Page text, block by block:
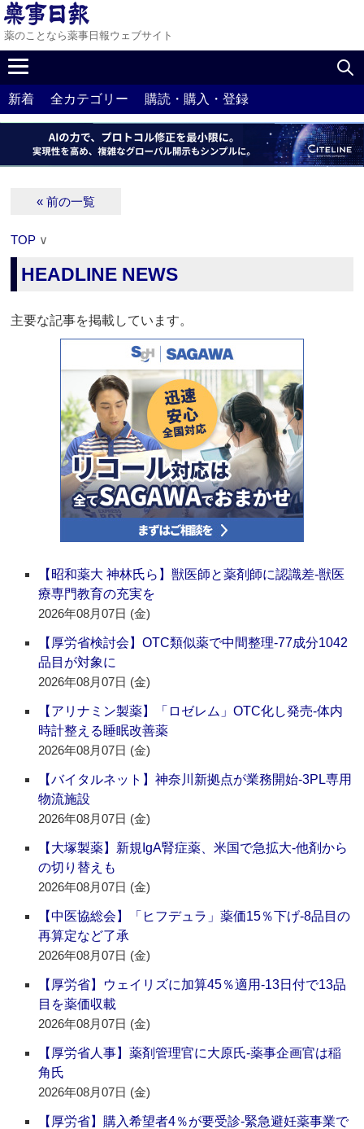
薬のことなら薬事日報ウェブサイト
新着 全カテゴリー 購読・購入・登録
« 前の一覧
TOP ∨
HEADLINE NEWS
主要な記事を掲載しています。
【昭和薬大 神林氏ら】獣医師と薬剤師に認識差‐獣医
療専門教育の充実を
2026年08月07日 (金)
【厚労省検討会】OTC類似薬で中間整理‐77成分1042
品目が対象に
2026年08月07日 (金)
【アリナミン製薬】「ロゼレム」OTC化し発売‐体内
時計整える睡眠改善薬
2026年08月07日 (金)
【バイタルネット】神奈川新拠点が業務開始‐3PL専用
物流施設
2026年08月07日 (金)
【大塚製薬】新規IgA腎症薬、米国で急拡大‐他剤から
の切り替えも
2026年08月07日 (金)
【中医協総会】「ヒフデュラ」薬価15％下げ‐8品目の
再算定など了承
2026年08月07日 (金)
【厚労省】ウェイリズに加算45％適用‐13日付で13品
目を薬価収載
2026年08月07日 (金)
【厚労省人事】薬剤管理官に大原氏‐薬事企画官は稲
角氏
2026年08月07日 (金)
【厚労省】購入希望者4％が要受診‐緊急避妊薬事業で